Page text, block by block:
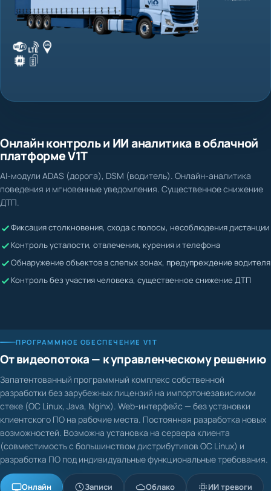
Жалобы невозможно подтвердить или опровергнуть
Водитель может скрывать нарушения
Онлайн контроль и ИИ аналитика в облачной
платформе V1T
поведения и мгновенные уведомления. Существенное снижение
ДТП.
От видеопотока — к управленческому решению
разработки без зарубежных лицензий на импортонезависимом
стеке (ОС Linux, Java, Nginx). Web-интерфейс — без установки
клиентского ПО на рабочие места. Постоянная разработка новых
возможностей. Возможна установка на сервера клиента
(совместимость с большинством дистрибутивов ОС Linux) и
разработка ПО под индивидуальные функциональные требования.